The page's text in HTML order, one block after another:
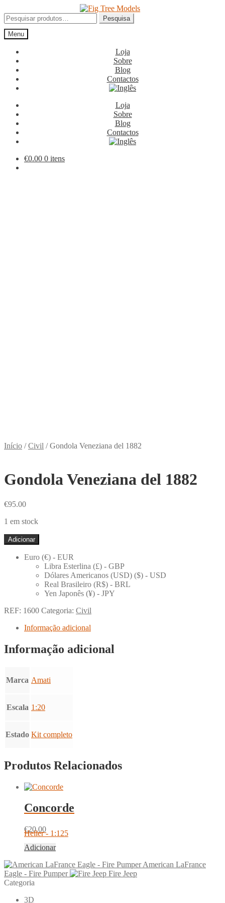
para
a
navegação
para
o
conteúdo
Pesquisar
por:
Pesquisa
Menu
Loja
Sobre
Blog
Contactos
Loja
Sobre
Blog
Contactos
€0.00 0 itens
Início /Civil /Gondola Veneziana del 1882
Gondola Veneziana del 1882
€95.00
1 em stock
Quantidade
de
Gondola
Veneziana
Adicionar
Euro (€) - EUR
Libra Esterlina (£) - GBP
Dólares Americanos (USD) ($) - USD
Real Brasileiro (R$) - BRL
Yen Japonês (¥) - JPY
REF: 1600 Categoria: Civil
Informação adicional
Informação adicional
Marca Amati
Escala 1:20
Estado Kit completo
Produtos Relacionados
Concorde
€20.00
Heller - 1:125
Adicionar
American LaFrance
Eagle - Fire Pumper
Fire Jeep
Categoria
3D